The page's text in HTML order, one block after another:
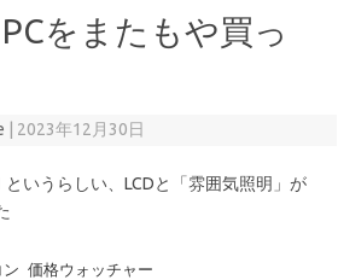
をまたもや買っ
2023年12月30日
というらしい、LCDと「雰囲気照明」が
ン 価格ウォッチャー